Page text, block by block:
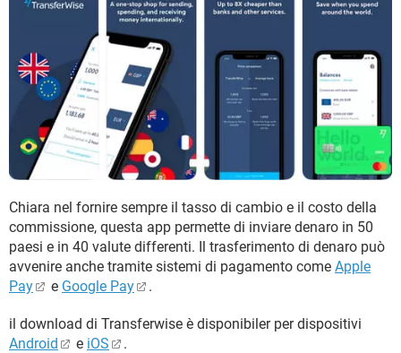
Chiara nel fornire sempre il tasso di cambio e il costo della
commissione, questa app permette di inviare denaro in 50
paesi e in 40 valute differenti. Il trasferimento di denaro può
avvenire anche tramite sistemi di pagamento come Apple
Pay
e Google Pay .
il download di Transferwise è disponibiler per dispositivi
Android
e iOS .